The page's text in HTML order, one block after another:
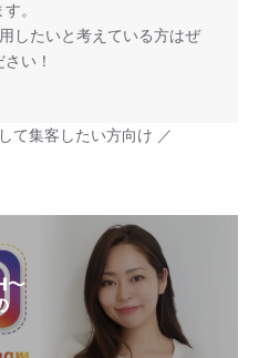
。
したいと考えている方はぜ
い！
て集客したい方向け ／